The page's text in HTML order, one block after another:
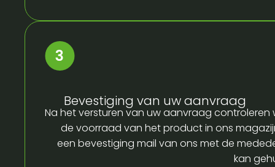
Bevestiging van uw aanvraag
Na het versturen van uw aanvraag controleren
de voorraad van het product in ons
een bevestiging mail van ons met de
kan